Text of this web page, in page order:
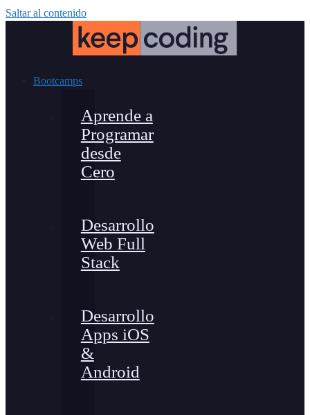
Saltar al contenido
Bootcamps
Aprende a
Programar
desde
Cero
Desarrollo
Web Full
Stack
Desarrollo
Apps iOS
&
Android